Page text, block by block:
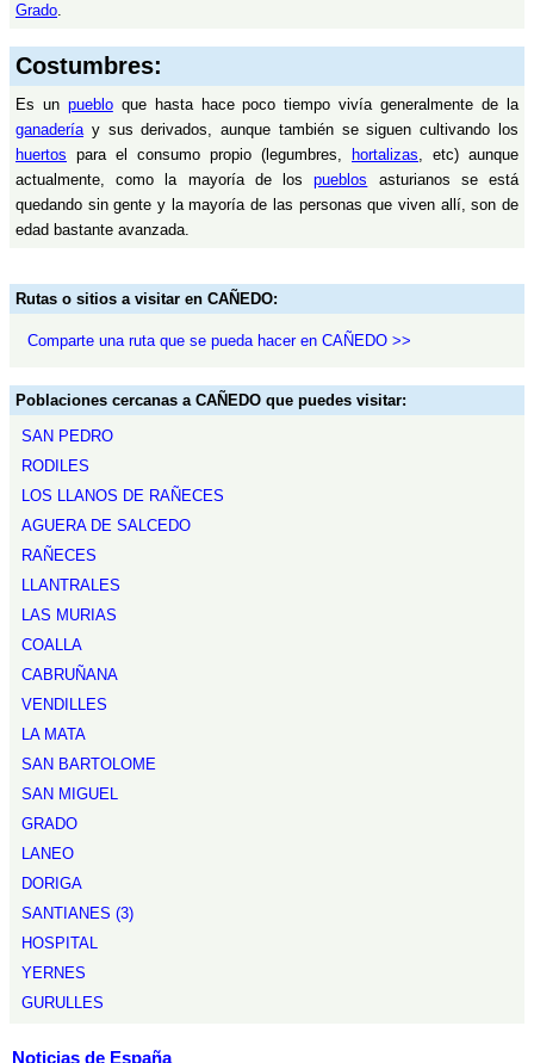
Grado.
Costumbres:
Es un puebloque hasta hace poco tiempo vivía generalmente de la
ganaderíay sus derivados, aunque también se siguen cultivando los
huertos para el consumo propio (legumbres, hortalizas, etc) aunque
actualmente, como la mayoría de lospueblos asturianos se está
quedando sin gente y la mayoría de las personas que viven allí, son de
edad bastante avanzada.
Rutas o sitios a visitar en CAÑEDO:
Comparte una ruta que se pueda hacer en CAÑEDO >>
Poblaciones cercanas a CAÑEDO que puedes visitar:
SAN PEDRO
RODILES
LOS LLANOS DE RAÑECES
AGUERA DE SALCEDO
RAÑECES
LLANTRALES
LAS MURIAS
COALLA
CABRUÑANA
VENDILLES
LA MATA
SAN BARTOLOME
SAN MIGUEL
GRADO
LANEO
DORIGA
SANTIANES (3)
HOSPITAL
YERNES
GURULLES
Noticias de España